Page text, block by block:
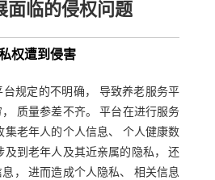
面临的侵权问题
权遭到侵害
台规定的不明确， 导致养老服务平
质量参差不齐。 平台在进行服务
集老年人的个人信息、 个人健康数
及到老年人及其近亲属的隐私， 还
， 进而造成个人隐私、 相关信息